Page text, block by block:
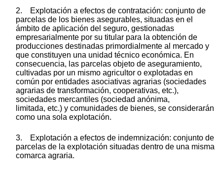
2. Explotación a efectos de contratación: conjunto de
parcelas de los bienes asegurables, situadas en el
ámbito de aplicación del seguro, gestionadas
empresarialmente por su titular para la obtención de
producciones destinadas primordialmente al mercado y
que constituyen una unidad técnico económica. En
consecuencia, las parcelas objeto de aseguramiento,
cultivadas por un mismo agricultor o explotadas en
común por entidades asociativas agrarias (sociedades
agrarias de transformación, cooperativas, etc.),
sociedades mercantiles (sociedad anónima,
limitada, etc.) y comunidades de bienes, se considerarán
como una sola explotación.
3. Explotación a efectos de indemnización: conjunto de
parcelas de la explotación situadas dentro de una misma
comarca agraria.